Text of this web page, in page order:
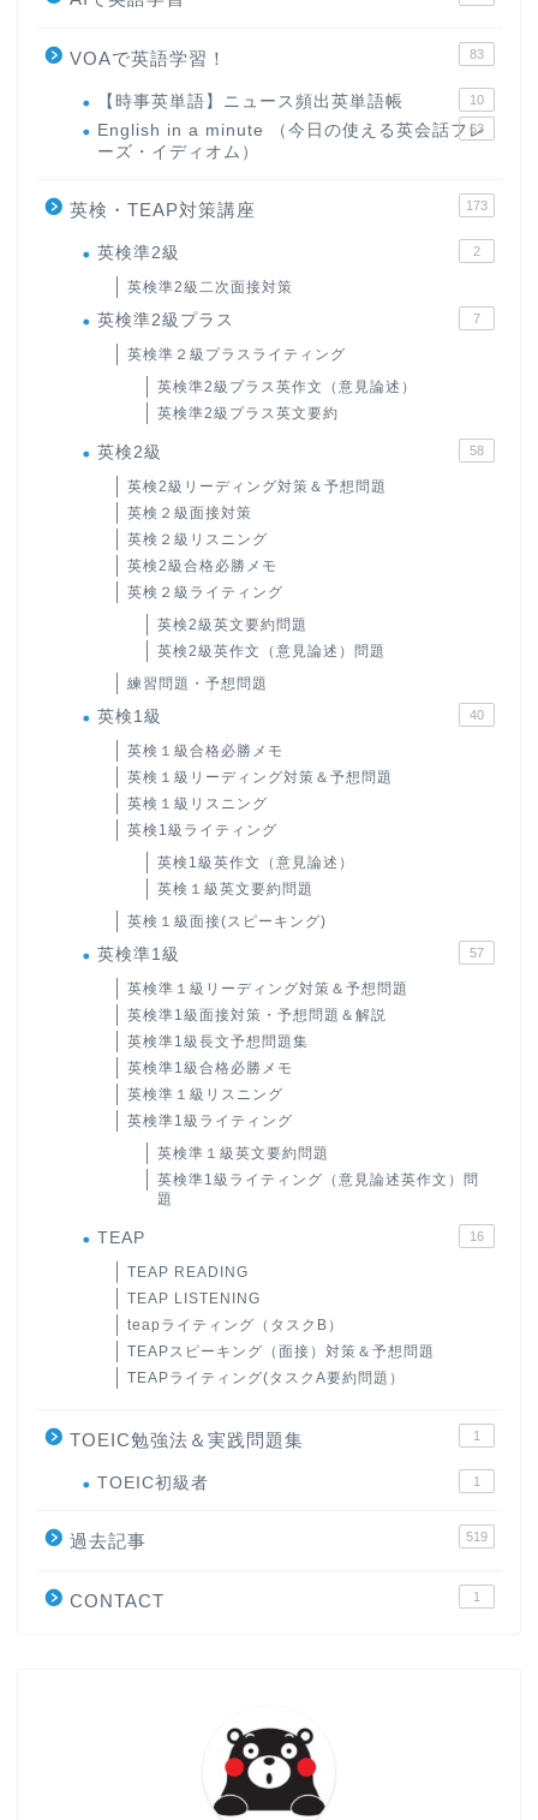
VOAで英語学習！ 83
【時事英単語】ニュース頻出英単語帳 10
English in a minute （今日の使える英会話フレ
ーズ・イディオム）
63
英検・TEAP対策講座 173
英検準2級 2
英検準2級二次面接対策
英検準2級プラス 7
英検準２級プラスライティング
英検準2級プラス英作文（意見論述）
英検準2級プラス英文要約
英検2級 58
英検2級リーディング対策＆予想問題
英検２級面接対策
英検２級リスニング
英検2級合格必勝メモ
英検２級ライティング
英検2級英文要約問題
英検2級英作文（意見論述）問題
練習問題・予想問題
英検1級 40
英検１級合格必勝メモ
英検１級リーディング対策＆予想問題
英検１級リスニング
英検1級ライティング
英検1級英作文（意見論述）
英検１級英文要約問題
英検１級面接(スピーキング)
英検準1級 57
英検準１級リーディング対策＆予想問題
英検準1級面接対策・予想問題＆解説
英検準1級長文予想問題集
英検準1級合格必勝メモ
英検準１級リスニング
英検準1級ライティング
英検準１級英文要約問題
英検準1級ライティング（意見論述英作文）問
題
TEAP 16
TEAP READING
TEAP LISTENING
teapライティング（タスクB）
TEAPスピーキング（面接）対策＆予想問題
TEAPライティング(タスクA要約問題）
TOEIC勉強法＆実践問題集 1
TOEIC初級者 1
過去記事 519
CONTACT 1
大学入試英語対策講座
英語名言・格言・カッコい